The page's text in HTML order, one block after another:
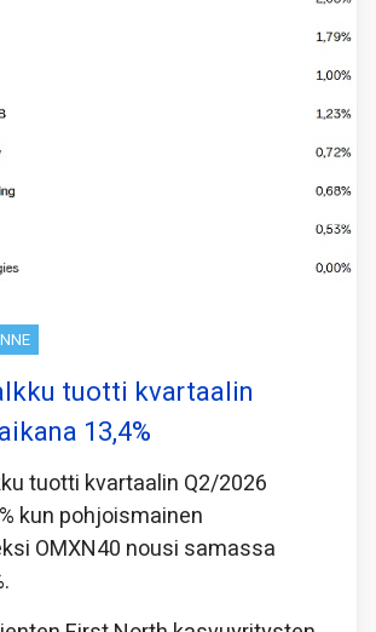
tuotti kvartaalin
13,4%
tuotti kvartaalin Q2/2026
kun pohjoismainen
OMXN40 nousi samassa